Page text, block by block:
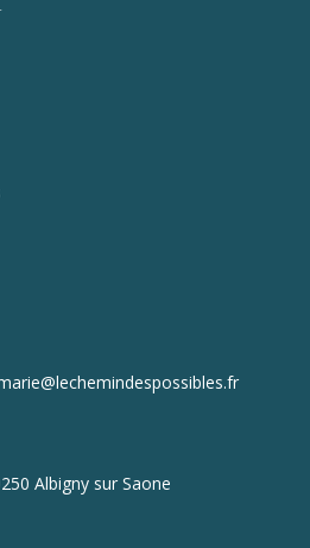
Albigny sur Saone